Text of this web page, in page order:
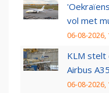
vol met
06-08-2026,
KLM stelt
Airbus
06-08-2026,